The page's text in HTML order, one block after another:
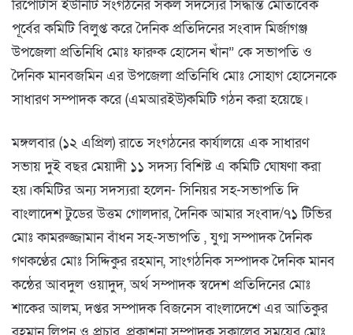
রিপোর্টার্স ইউনিটি সংগঠনের সকল সদস্যের সিদ্ধান্ত মোতাবেক
পূর্বের কমিটি বিলুপ্ত করে দৈনিক প্রতিদিনের সংবাদ মির্জাগঞ্জ
উপজেলা প্রতিনিধি মোঃ ফারুক হোসেন খাঁন” কে সভাপতি ও
দৈনিক মানবজমিন এর উপজেলা প্রতিনিধি মোঃ সোহাগ হোসেনকে
সাধারণ সম্পাদক করে (এমআরইউ)কমিটি গঠন করা হয়েছে।
মঙ্গলবার (১২ এপ্রিল) রাতে সংগঠনের কার্যালয়ে এক সাধারণ
সভায় দুই বছর মেয়াদী ১১ সদস্য বিশিষ্ট এ কমিটি ঘোষণা করা
হয়।কমিটির অন্য সদস্যরা হলেন- সিনিয়র সহ-সভাপতি দি
বাংলাদেশ টুডের উত্তম গোলদার, দৈনিক আমার সংবাদ/৭১ টিভির
মোঃ কামরুজ্জামান বাঁধন সহ-সভাপতি , যুগ্ম সম্পাদক দৈনিক
গণকণ্ঠের মোঃ সিদ্দিকুর রহমান, সাংগঠনিক সম্পাদক দৈনিক মানব
কন্ঠের আবদুল ওয়াদুদ, অর্থ সম্পাদক স্বদেশ প্রতিদিনের মোঃ
শাকের আলম, দপ্তর সম্পাদক বিজনেস বাংলাদেশে এর আতিকুর